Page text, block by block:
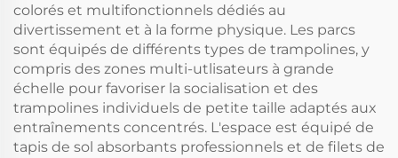
colorés et multifonctionnels dédiés au
divertissement et à la forme physique. Les parcs
sont équipés de différents types de trampolines, y
compris des zones multi-utlisateurs à grande
échelle pour favoriser la socialisation et des
trampolines individuels de petite taille adaptés aux
entraînements concentrés. L'espace est équipé de
tapis de sol absorbants professionnels et de filets de